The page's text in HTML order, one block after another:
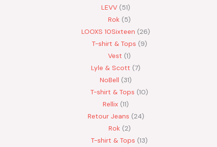
LEVV 51
Rok
5
LOOXS 10Sixteen
26
T-shirt & Tops 9
Vest 1
Lyle & Scott 7
NoBell
31
T-shirt & Tops 10
Rellix 11
Retour Jeans 24
Rok 2
T-shirt & Tops 13